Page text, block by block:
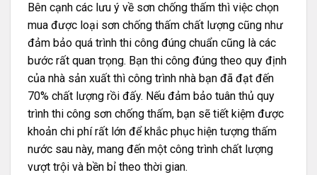
Bên cạnh các lưu ý về sơn chống thấm thì việc chọn
mua được loại sơn chống thấm chất lượng cũng như
đảm bảo quá trình thi công đúng chuẩn cũng là các
bước rất quan trọng. Bạn thi công đúng theo quy định
của nhà sản xuất thì công trình nhà bạn đã đạt đến
70% chất lượng rồi đấy. Nếu đảm bảo tuân thủ quy
trình thi công sơn chống thấm, bạn sẽ tiết kiệm được
khoản chi phí rất lớn để khắc phục hiện tượng thấm
nước sau này, mang đến một công trình chất lượng
vượt trội và bền bỉ theo thời gian.